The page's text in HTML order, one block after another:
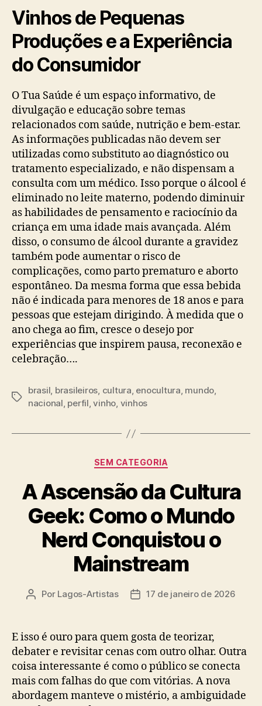
Vinhos de Pequenas
Produções e a Experiência
do Consumidor
O Tua Saúde é um espaço informativo, de
divulgação e educação sobre temas
relacionados com saúde, nutrição e bem-estar.
As informações publicadas não devem ser
utilizadas como substituto ao diagnóstico ou
tratamento especializado, e não dispensam a
consulta com um médico. Isso porque o álcool é
eliminado no leite materno, podendo diminuir
as habilidades de pensamento e raciocínio da
criança em uma idade mais avançada. Além
disso, o consumo de álcool durante a gravidez
também pode aumentar o risco de
complicações, como parto prematuro e aborto
espontâneo. Da mesma forma que essa bebida
não é indicada para menores de 18 anos e para
pessoas que estejam dirigindo. À medida que o
ano chega ao fim, cresce o desejo por
experiências que inspirem pausa, reconexão e
celebração….
Tags
brasil, brasileiros, cultura, enocultura, mundo,
nacional, perfil,vinho, vinhos
Categorias
SEM CATEGORIA
A Ascensão da Cultura
Geek: Como o Mundo
Nerd Conquistou o
Mainstream
Autor
Por Lagos-Artistas
Data17 de janeiro de 2026
E isso é ouro para quem gosta de teorizar,
debater e revisitar cenas com outro olhar. Outra
coisa interessante é como o público se conecta
mais com falhas do que com vitórias. A nova
abordagem manteve o mistério, a ambiguidade